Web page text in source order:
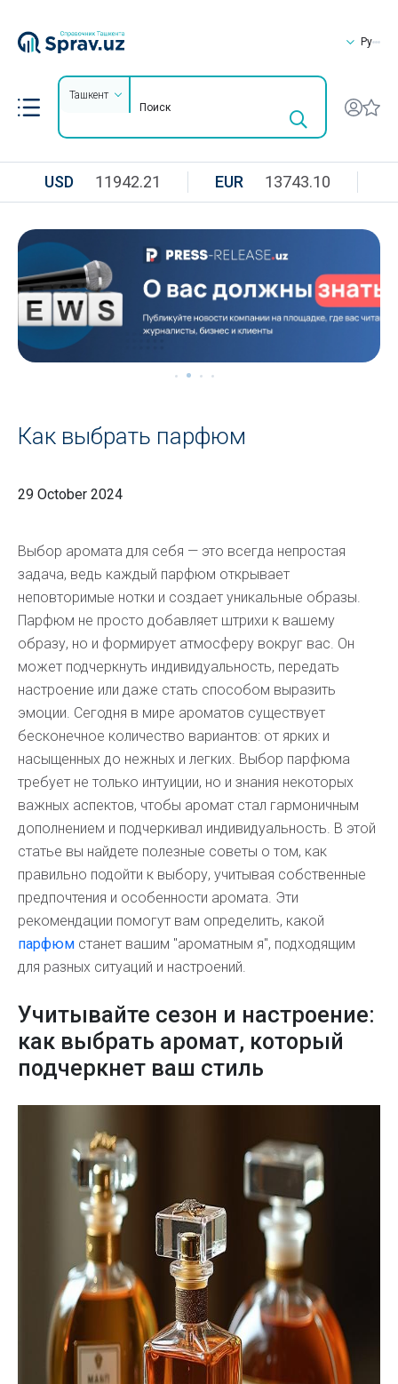
Ру
Ташкент
USD 11942.21 EUR 13743.10
Как выбрать парфюм
29 October 2024
Выбор аромата для себя — это всегда непростая
задача, ведь каждый парфюм открывает
неповторимые нотки и создает уникальные образы.
Парфюм не просто добавляет штрихи к вашему
образу, но и формирует атмосферу вокруг вас. Он
может подчеркнуть индивидуальность, передать
настроение или даже стать способом выразить
эмоции. Сегодня в мире ароматов существует
бесконечное количество вариантов: от ярких и
насыщенных до нежных и легких. Выбор парфюма
требует не только интуиции, но и знания некоторых
важных аспектов, чтобы аромат стал гармоничным
дополнением и подчеркивал индивидуальность. В этой
статье вы найдете полезные советы о том, как
правильно подойти к выбору, учитывая собственные
предпочтения и особенности аромата. Эти
рекомендации помогут вам определить, какой
парфюм станет вашим "ароматным я", подходящим
для разных ситуаций и настроений.
Учитывайте сезон и настроение:
как выбрать аромат, который
подчеркнет ваш стиль